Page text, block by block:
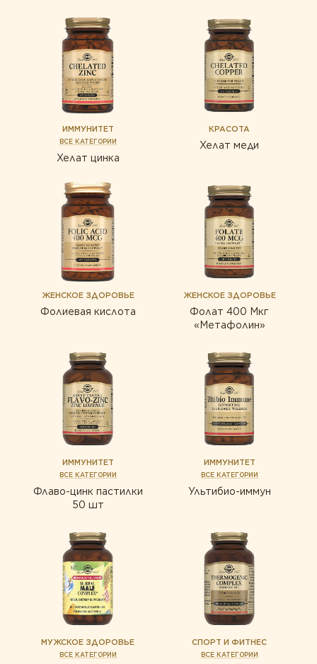
ИММУНИТЕТ
ВСЕ КАТЕГОРИИ
Хелат цинка
КРАСОТА
Хелат меди
ЖЕНСКОЕ ЗДОРОВЬЕ
Фолиевая кислота
ЖЕНСКОЕ ЗДОРОВЬЕ
Фолат 400 Мкг
«Метафолин»
ИММУНИТЕТ
ВСЕ КАТЕГОРИИ
Флаво-цинк пастилки
50 шт
ИММУНИТЕТ
ВСЕ КАТЕГОРИИ
Ультибио-иммун
МУЖСКОЕ ЗДОРОВЬЕ
ВСЕ КАТЕГОРИИ
СПОРТ И ФИТНЕС
ВСЕ КАТЕГОРИИ